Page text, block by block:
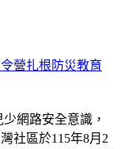
營扎根防災教育
網路安全意識，
社區於115年8月2